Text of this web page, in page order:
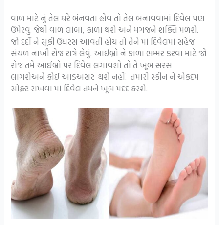
વાળ માટે નું તેલ ઘરે બંનવતા હોવ તો તેલ બનાવવામાં દિવેલ પણ
ઉમેરવું. જેથી વાળ લાંબા, કાળા થશે અને મગજને શક્તિ મળશે.
જો દર્દી ને સૂકી ઉધરસ આવતી હોય તો તેને માં દિવેલમાં સહેજ
સંચળ નાખી રોજ રાત્રે લેવું. આઈબ્રો ને કાળા ભમ્મર કરવા માટે જો
રોજ તમે આઈબ્રો પર દિવેલ લગાવશો તો તે ખૂબ સરસ
લાગશેઅને કોઈ આડઅસર થશે નહીં. તમારી સ્કીન ને એકદમ
સોફ્ટ રાખવા માં દિવેલ તમને ખૂબ મદદ કરશે.